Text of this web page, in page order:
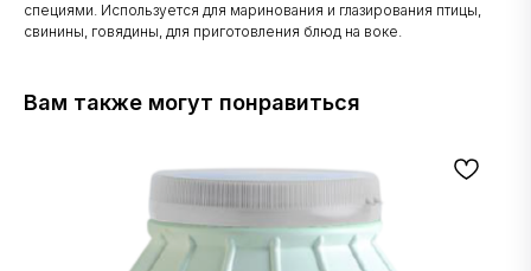
специями. Используется для маринования и глазирования птицы,
свинины, говядины, для приготовления блюд на воке.
Вам также могут понравиться